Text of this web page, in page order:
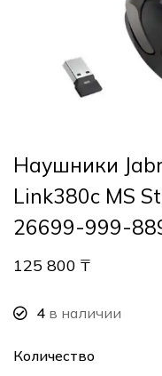
Наушники
Link380c MS
26699-999-
125 800 ₸
4 в наличии
Количество